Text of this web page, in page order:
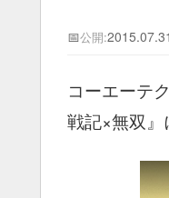
📅公開:2015.07.31
コーエーテ
戦記×無双